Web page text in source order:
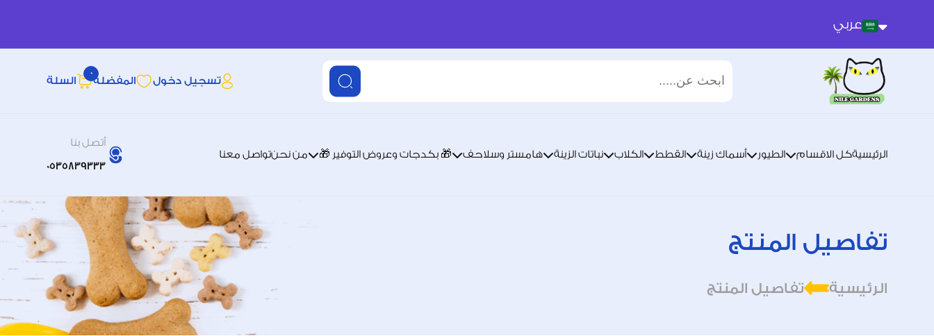
عربي
عربي
انجليزي
تسجيل دخول المفضله
0
السلة
الرئيسيةكل الاقسام الطيور أسماك زينة القطط الكلاب نباتات الزينة هامستر وسلاحف 🎁 بكدجات وعروض التوفير 🎁 من نحنتواصل معنا
أتصل بنا
0535839333
تفاصيل المنتج
الرئيسية تفاصيل المنتج